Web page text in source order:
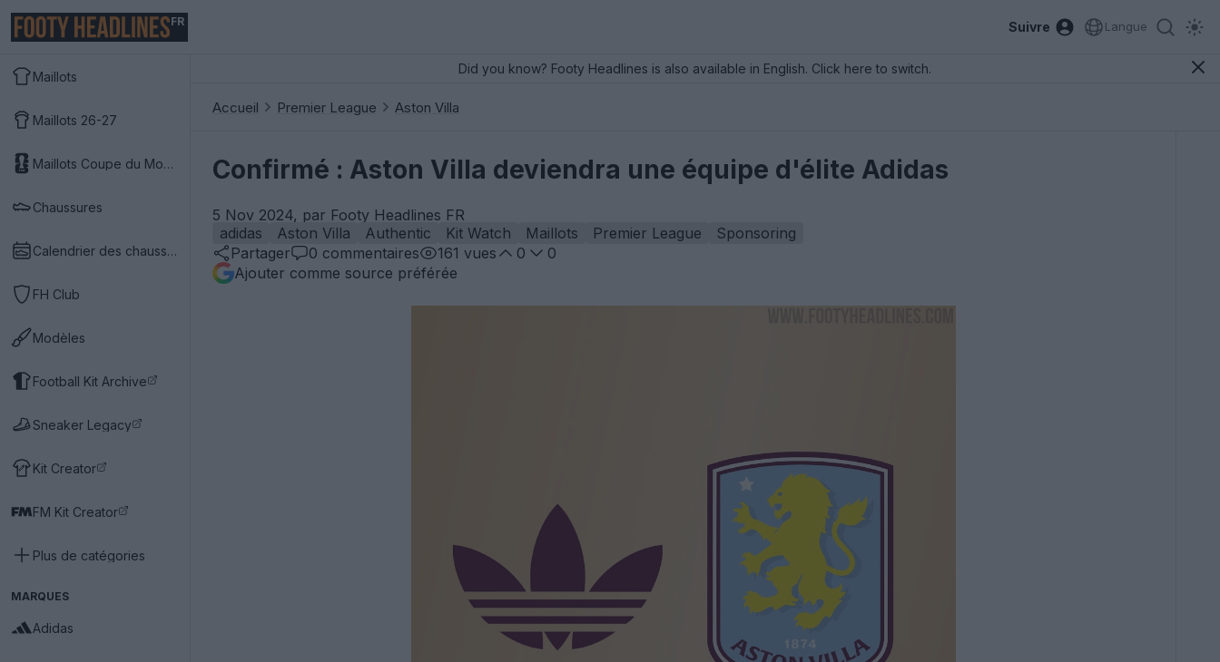
FR Suivre Langue
Maillots
Maillots 26-27
Maillots Coupe du Monde 2026
Chaussures
Calendrier des chaussures
FH Club
Modèles
Football Kit Archive
Sneaker Legacy
Kit Creator
FM Kit Creator
Plus de catégories
MARQUES
Adidas
Did you know? Footy Headlines is also available in English. Click here to switch.
Accueil Premier League Aston Villa
Confirmé : Aston Villa deviendra une équipe d'élite Adidas
5 Nov 2024, par Footy Headlines FR
adidas
Aston Villa Authentic Kit Watch Maillots Premier League
Sponsoring
Partager
0 commentaires 161 vues 0
0
Ajouter comme source préférée